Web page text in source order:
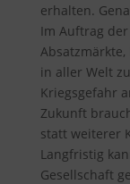
erhalten.
Im Auftrag
in aller Welt
Kriegsgefahr
Zukunft
statt weiterer
Langfristig
Gesellschaft